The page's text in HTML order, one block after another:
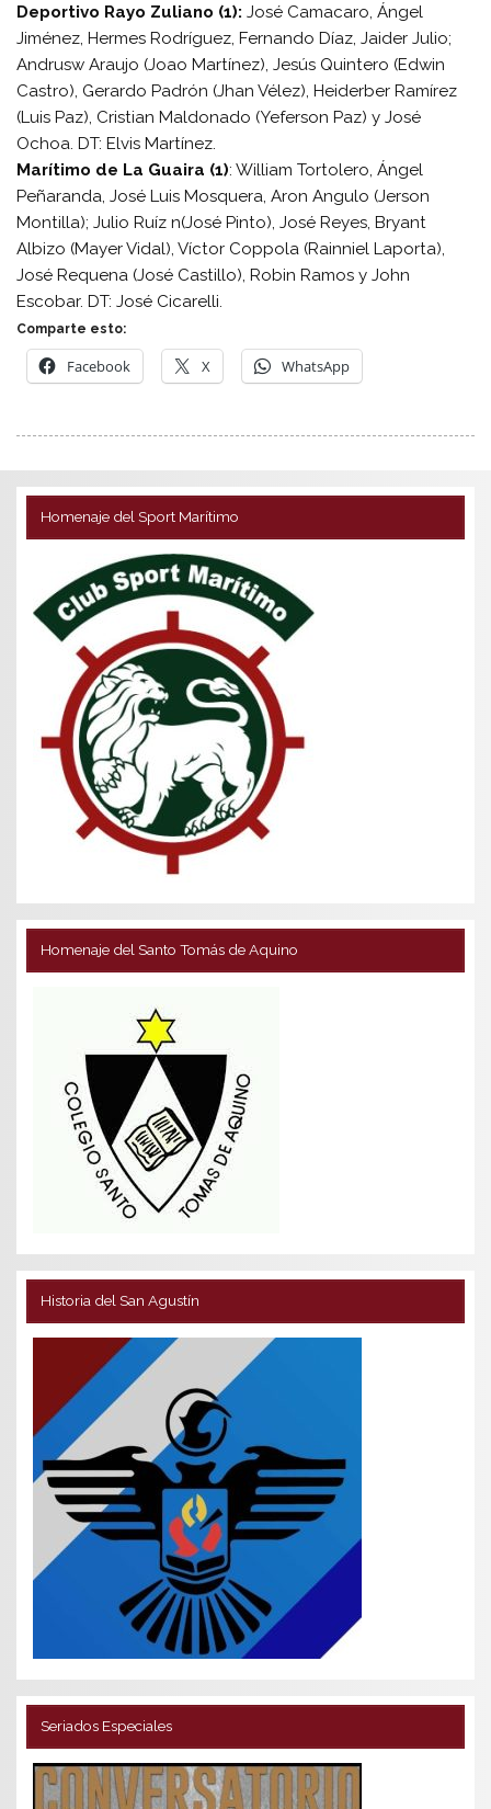
Deportivo Rayo Zuliano (1): José Camacaro, Ángel
Jiménez, Hermes Rodríguez, Fernando Díaz, Jaider Julio;
Andrusw Araujo (Joao Martínez), Jesús Quintero (Edwin
Castro), Gerardo Padrón (Jhan Vélez), Heiderber Ramírez
(Luis Paz), Cristian Maldonado (Yeferson Paz) y José
Ochoa. DT: Elvis Martínez.
Marítimo de La Guaira (1): William Tortolero, Ángel
Peñaranda, José Luis Mosquera, Aron Angulo (Jerson
Montilla); Julio Ruíz n(José Pinto), José Reyes, Bryant
Albizo (Mayer Vidal), Víctor Coppola (Rainniel Laporta),
José Requena (José Castillo), Robin Ramos y John
Escobar. DT: José Cicarelli.
Comparte esto:
Facebook X WhatsApp
Homenaje del Sport Marítimo
Homenaje del Santo Tomás de Aquino
Historia del San Agustín
Seriados Especiales